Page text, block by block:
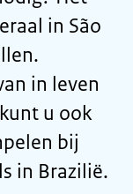
in São
in leven
u ook
bij
in Brazilië.